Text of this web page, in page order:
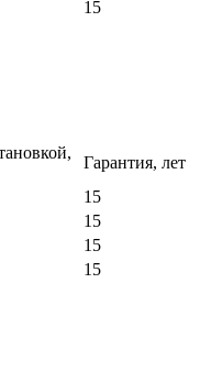
15
Гарантия, лет
15
15
15
15